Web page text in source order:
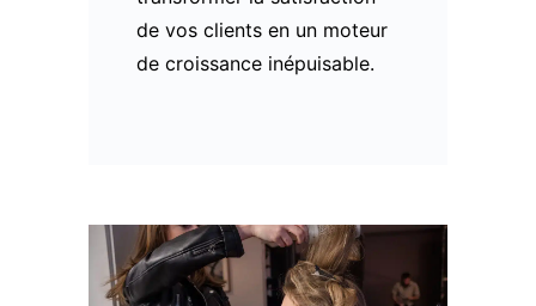
de vos clients en un moteur
de croissance inépuisable.